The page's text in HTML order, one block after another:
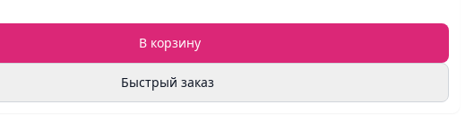
В корзину
Быстрый заказ